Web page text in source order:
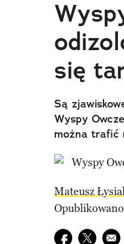
się
Są
Wyspy
można trafić
Mateusz
Udostępnij na
E-